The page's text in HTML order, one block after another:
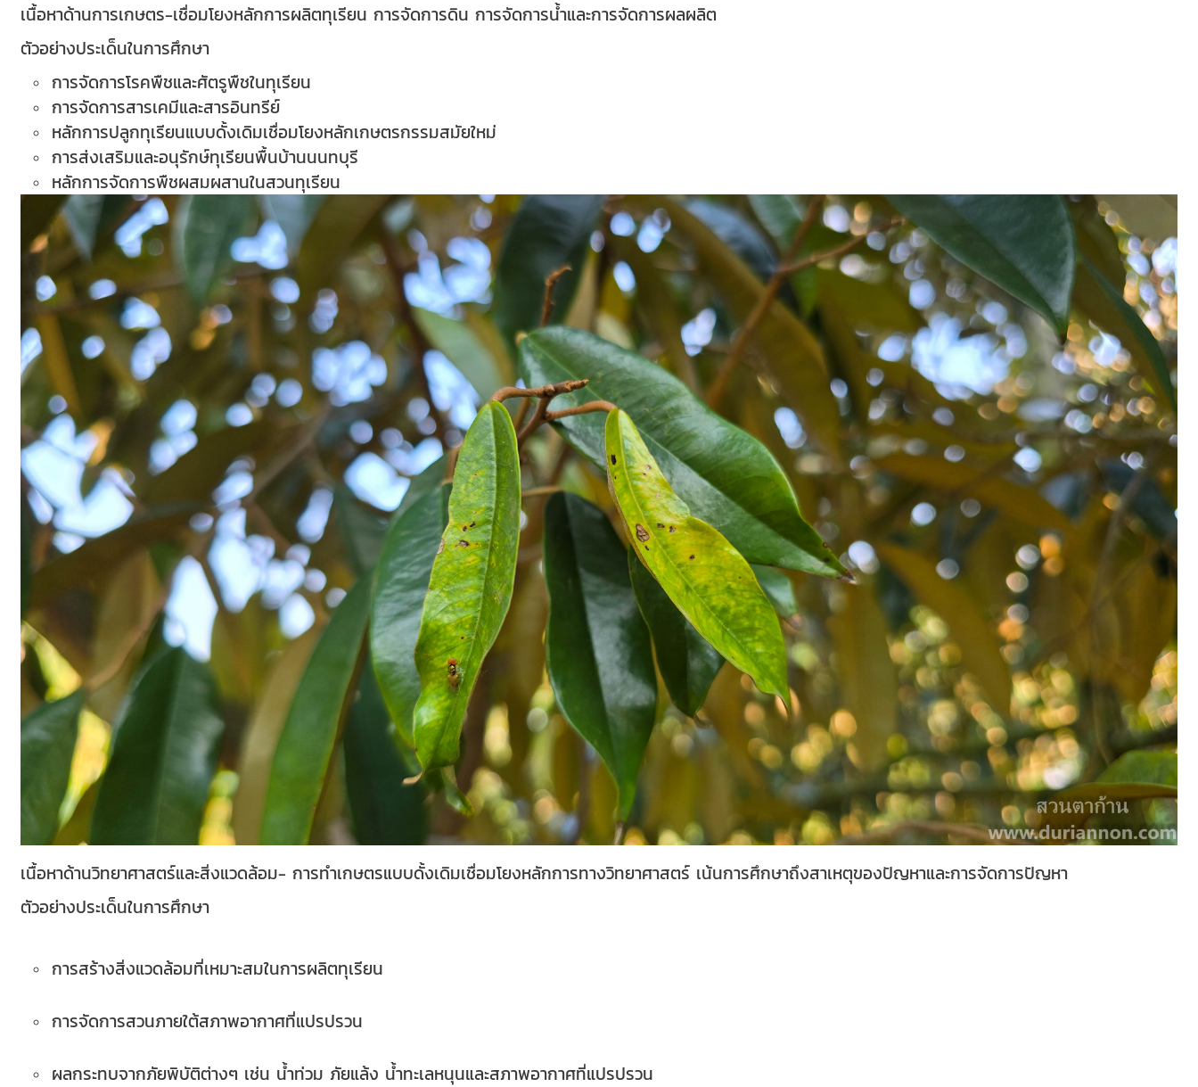
เนื้อหาด้านการเกษตร-เชื่อมโยงหลักการผลิตทุเรียน การจัดการดิน การจัดการน้ำและการจัดการผลผลิต
ตัวอย่างประเด็นในการศึกษา
การจัดการโรคพืชและศัตรูพืชในทุเรียน
การจัดการสารเคมีและสารอินทรีย์
หลักการปลูกทุเรียนแบบดั้งเดิมเชื่อมโยงหลักเกษตรกรรมสมัยใหม่
การส่งเสริมและอนุรักษ์ทุเรียนพื้นบ้านนนทบุรี
หลักการจัดการพืชผสมผสานในสวนทุเรียน
เนื้อหาด้านวิทยาศาสตร์และสิ่งแวดล้อม- การทำเกษตรแบบดั้งเดิมเชื่อมโยงหลักการทางวิทยาศาสตร์ เน้นการศึกษาถึงสาเหตุของปัญหาและการจัดการปัญหา
ตัวอย่างประเด็นในการศึกษา
การสร้างสิ่งแวดล้อมที่เหมาะสมในการผลิตทุเรียน
การจัดการสวนภายใต้สภาพอากาศที่แปรปรวน
ผลกระทบจากภัยพิบัติต่างๆ เช่น น้ำท่วม ภัยแล้ง น้ำทะเลหนุนและสภาพอากาศที่แปรปรวน